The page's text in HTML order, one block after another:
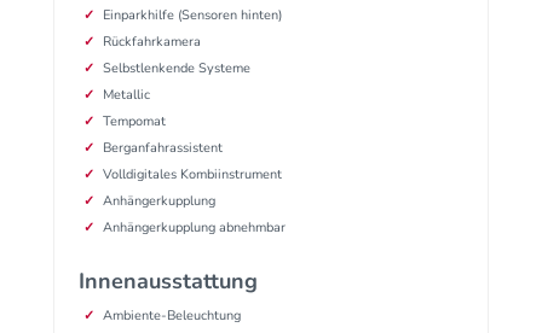
Einparkhilfe (Sensoren hinten)
Rückfahrkamera
Selbstlenkende Systeme
Metallic
Tempomat
Berganfahrassistent
Volldigitales Kombiinstrument
Anhängerkupplung
Anhängerkupplung abnehmbar
Innenausstattung
Ambiente-Beleuchtung